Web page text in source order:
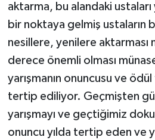
aktarma, bu alandaki
bir noktaya gelmiş ustaların
nesillere, yenilere aktarması
derece önemli olması
yarışmanın onuncusu ve
tertip ediliyor. Geçmişten
yarışmayı ve geçtiğimiz
onuncu yılda tertip eden ve